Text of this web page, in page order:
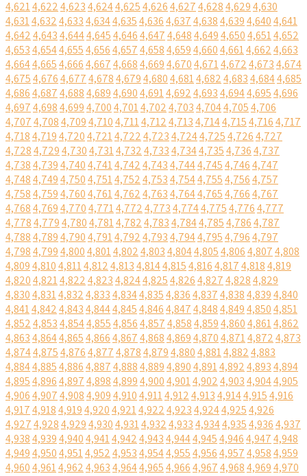
4,6214,6224,6234,6244,6254,6264,6274,6284,6294,630
4,6314,6324,6334,6344,6354,6364,6374,6384,6394,6404,641
4,6424,6434,6444,6454,6464,6474,6484,6494,6504,6514,652
4,6534,6544,6554,6564,6574,6584,6594,6604,6614,6624,663
4,6644,6654,6664,6674,6684,6694,6704,6714,6724,6734,674
4,6754,6764,6774,6784,6794,6804,6814,6824,6834,6844,685
4,6864,6874,6884,6894,6904,6914,6924,6934,6944,6954,696
4,6974,6984,6994,7004,7014,7024,7034,7044,7054,706
4,7074,7084,7094,7104,7114,7124,7134,7144,7154,7164,717
4,7184,7194,7204,7214,7224,7234,7244,7254,7264,727
4,7284,7294,7304,7314,7324,7334,7344,7354,7364,737
4,7384,7394,7404,7414,7424,7434,7444,7454,7464,747
4,7484,7494,7504,7514,7524,7534,7544,7554,7564,757
4,7584,7594,7604,7614,7624,7634,7644,7654,7664,767
4,7684,7694,7704,7714,7724,7734,7744,7754,7764,777
4,7784,7794,7804,7814,7824,7834,7844,7854,7864,787
4,7884,7894,7904,7914,7924,7934,7944,7954,7964,797
4,7984,7994,8004,8014,8024,8034,8044,8054,8064,8074,808
4,8094,8104,8114,8124,8134,8144,8154,8164,8174,8184,819
4,8204,8214,8224,8234,8244,8254,8264,8274,8284,829
4,8304,8314,8324,8334,8344,8354,8364,8374,8384,8394,840
4,8414,8424,8434,8444,8454,8464,8474,8484,8494,8504,851
4,8524,8534,8544,8554,8564,8574,8584,8594,8604,8614,862
4,8634,8644,8654,8664,8674,8684,8694,8704,8714,8724,873
4,8744,8754,8764,8774,8784,8794,8804,8814,8824,883
4,8844,8854,8864,8874,8884,8894,8904,8914,8924,8934,894
4,8954,8964,8974,8984,8994,9004,9014,9024,9034,9044,905
4,9064,9074,9084,9094,9104,9114,9124,9134,9144,9154,916
4,9174,9184,9194,9204,9214,9224,9234,9244,9254,926
4,9274,9284,9294,9304,9314,9324,9334,9344,9354,9364,937
4,9384,9394,9404,9414,9424,9434,9444,9454,9464,9474,948
4,9494,9504,9514,9524,9534,9544,9554,9564,9574,9584,959
4,9604,9614,9624,9634,9644,9654,9664,9674,9684,9694,970